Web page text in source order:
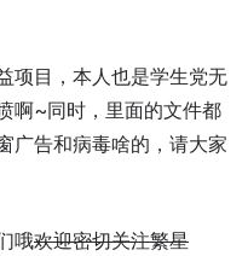
项目，本人也是学生党无
啊~同时，里面的文件都
广告和病毒啥的，请大家
哦欢迎密切关注繁星